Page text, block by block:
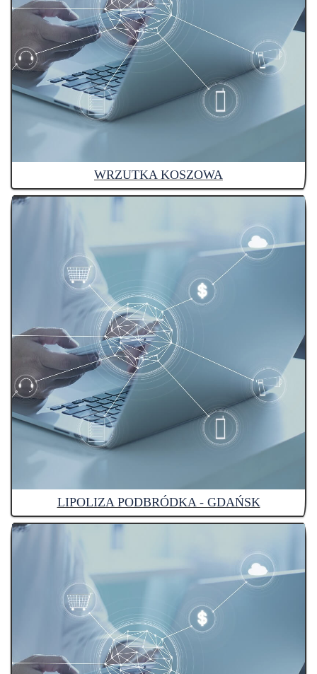
WRZUTKA KOSZOWA
LIPOLIZA PODBRÓDKA - GDAŃSK